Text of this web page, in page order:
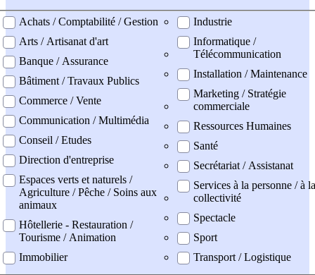
professionel
Achats / Comptabilité / Gestion
Arts / Artisanat d'art
Banque / Assurance
Bâtiment / Travaux Publics
Commerce / Vente
Communication / Multimédia
Conseil / Etudes
Direction d'entreprise
Espaces verts et naturels /
Agriculture / Pêche / Soins aux
animaux
Hôtellerie - Restauration /
Tourisme / Animation
Immobilier
Industrie
Informatique /
Télécommunication
Installation / Maintenance
Marketing / Stratégie
commerciale
Ressources Humaines
Santé
Secrétariat / Assistanat
Services à la personne / à la
collectivité
Spectacle
Sport
Transport / Logistique